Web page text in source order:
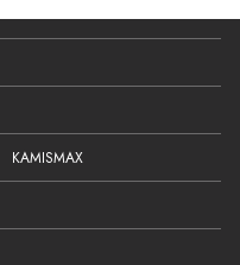
KAMISMAX